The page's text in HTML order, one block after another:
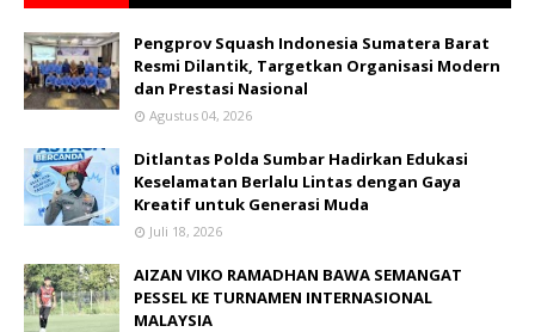
Pengprov Squash Indonesia Sumatera Barat
Resmi Dilantik, Targetkan Organisasi Modern
dan Prestasi Nasional
Agustus 04, 2026
Ditlantas Polda Sumbar Hadirkan Edukasi
Keselamatan Berlalu Lintas dengan Gaya
Kreatif untuk Generasi Muda
Juli 18, 2026
AIZAN VIKO RAMADHAN BAWA SEMANGAT
PESSEL KE TURNAMEN INTERNASIONAL
MALAYSIA